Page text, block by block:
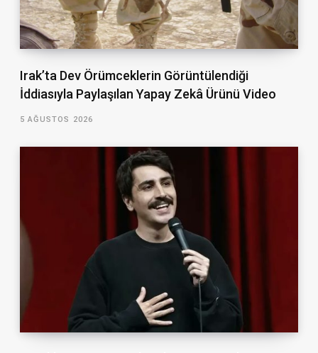
Irak’ta Dev Örümceklerin Görüntülendiği
İddiasıyla Paylaşılan Yapay Zekâ Ürünü Video
5 AĞUSTOS 2026